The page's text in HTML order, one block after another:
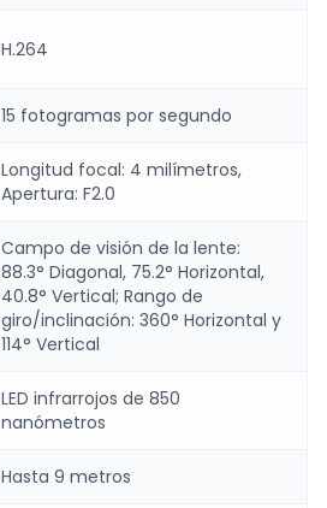
H.264
15 fotogramas por segundo
Longitud focal: 4 milímetros,
Apertura: F2.0
Campo de visión de la lente:
88.3° Diagonal, 75.2° Horizontal,
40.8° Vertical; Rango de
giro/inclinación: 360° Horizontal y
114° Vertical
LED infrarrojos de 850
nanómetros
Hasta 9 metros